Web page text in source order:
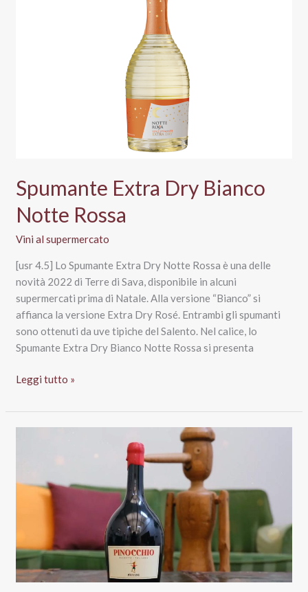
Spumante Extra Dry Bianco
Notte Rossa
Vini al supermercato
[usr 4.5] Lo Spumante Extra Dry Notte Rossa è una delle
novità 2022 di Terre di Sava, disponibile in alcuni
supermercati prima di Natale. Alla versione “Bianco” si
affianca la versione Extra Dry Rosé. Entrambi gli spumanti
sono ottenuti da uve tipiche del Salento. Nel calice, lo
Spumante Extra Dry Bianco Notte Rossa si presenta
Spumante
Dry
Bianco
Leggi tutto »